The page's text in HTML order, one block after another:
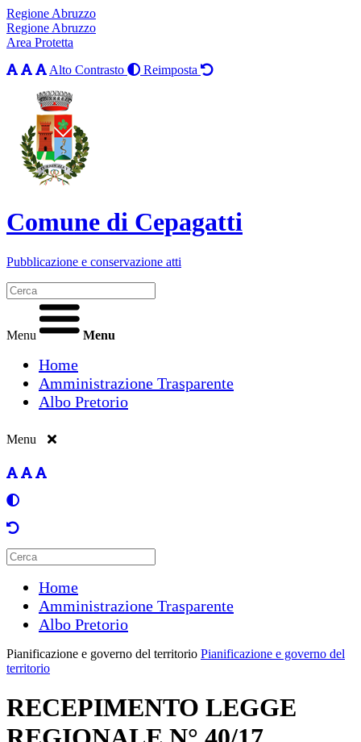
Regione Abruzzo
Regione Abruzzo
Area Protetta
Alto Contrasto
Reimposta
Comune di Cepagatti
Pubblicazione e conservazione atti
Menu Menu
Home
Amministrazione Trasparente
Albo Pretorio
Menu
Home
Amministrazione Trasparente
Albo Pretorio
Pianificazione e governo del territorio Pianificazione e governo del
territorio
RECEPIMENTO LEGGE